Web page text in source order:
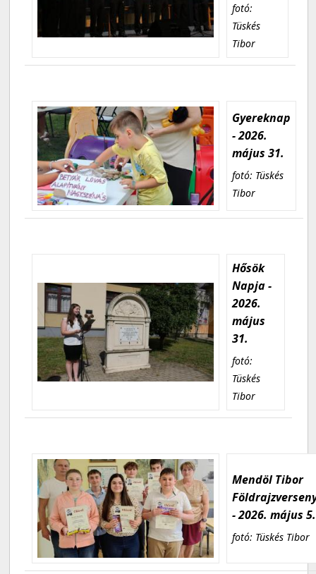
fotó:
Tüskés
Tibor
Gyereknap
- 2026.
május 31.
fotó: Tüskés
Tibor
Hősök
Napja -
2026.
május
31.
fotó:
Tüskés
Tibor
Mendöl Tibor
- 2026. május 5.
fotó: Tüskés Tibor